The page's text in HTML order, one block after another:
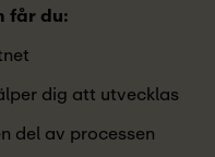
får du:
dig att utvecklas
del av processen